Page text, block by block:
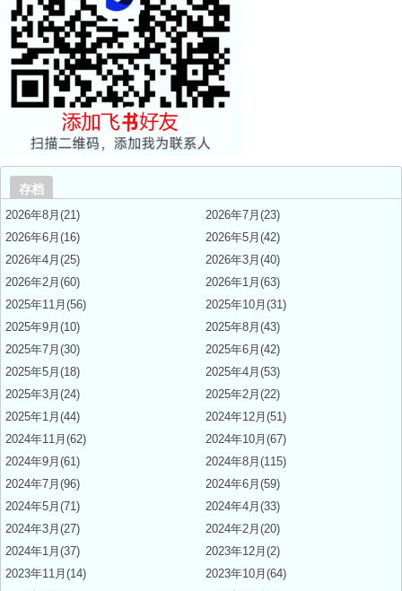
存档
2026年8月(21)
2026年7月(23)
2026年6月(16)
2026年5月(42)
2026年4月(25)
2026年3月(40)
2026年2月(60)
2026年1月(63)
2025年11月(56)
2025年10月(31)
2025年9月(10)
2025年8月(43)
2025年7月(30)
2025年6月(42)
2025年5月(18)
2025年4月(53)
2025年3月(24)
2025年2月(22)
2025年1月(44)
2024年12月(51)
2024年11月(62)
2024年10月(67)
2024年9月(61)
2024年8月(115)
2024年7月(96)
2024年6月(59)
2024年5月(71)
2024年4月(33)
2024年3月(27)
2024年2月(20)
2024年1月(37)
2023年12月(2)
2023年11月(14)
2023年10月(64)